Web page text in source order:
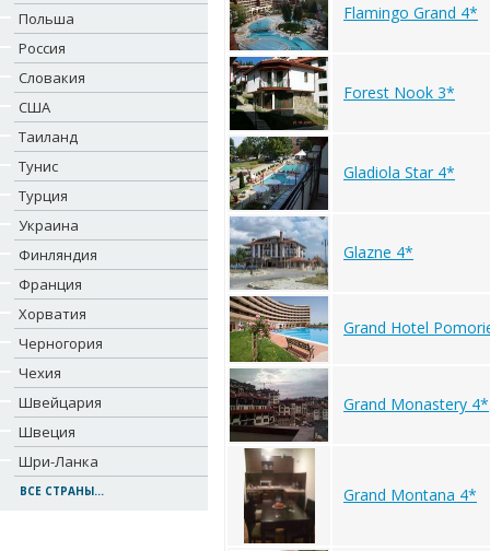
Польша
Россия
Словакия
США
Таиланд
Тунис
Турция
Украина
Финляндия
Франция
Хорватия
Черногория
Чехия
Швейцария
Швеция
Шри-Ланка
ВСЕ СТРАНЫ...
Flamingo Grand 4*
Forest Nook 3*
Gladiola Star 4*
Glazne 4*
Grand Hotel
Grand Monastery 4*
Grand Montana 4*